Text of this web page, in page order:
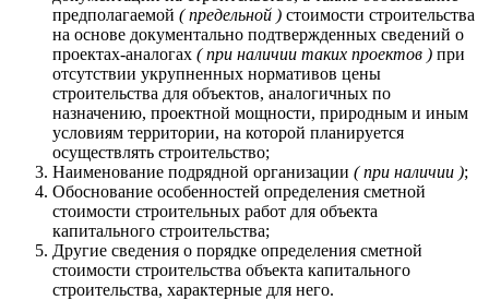
предполагаемой ( предельной ) стоимости строительства
на основе документально подтвержденных сведений о
проектах-аналогах ( при наличии таких проектов ) при
отсутствии укрупненных нормативов цены
строительства для объектов, аналогичных по
назначению, проектной мощности, природным и иным
условиям территории, на которой планируется
осуществлять строительство;
Наименование подрядной организации ( при наличии );
Обоснование особенностей определения сметной
стоимости строительных работ для объекта
капитального строительства;
Другие сведения о порядке определения сметной
стоимости строительства объекта капитального
строительства, характерные для него.